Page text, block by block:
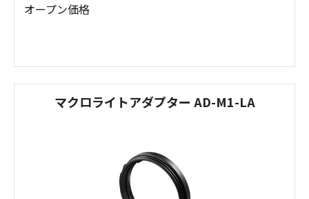
オープン価格
マクロライトアダプター AD-M1-LA